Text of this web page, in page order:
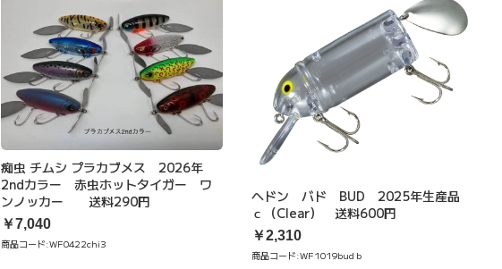
痴虫 チムシ プラカブメス 2026年
2ndカラー 赤虫ホットタイガー ワ
ンノッカー 送料290円
￥7,040
商品コード:WF0422chi3
ヘドン バド BUD 2025年生産品
ｃ（Clear） 送料600円
￥2,310
商品コード:WF1019budｂ